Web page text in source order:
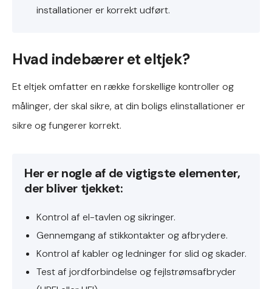
installationer er korrekt udført.
Hvad indebærer et eltjek?
Et eltjek omfatter en række forskellige kontroller og
målinger, der skal sikre, at din boligs elinstallationer er
sikre og fungerer korrekt.
Her er nogle af de vigtigste elementer,
der bliver tjekket:
Kontrol af el-tavlen og sikringer.
Gennemgang af stikkontakter og afbrydere.
Kontrol af kabler og ledninger for slid og skader.
Test af jordforbindelse og fejlstrømsafbryder